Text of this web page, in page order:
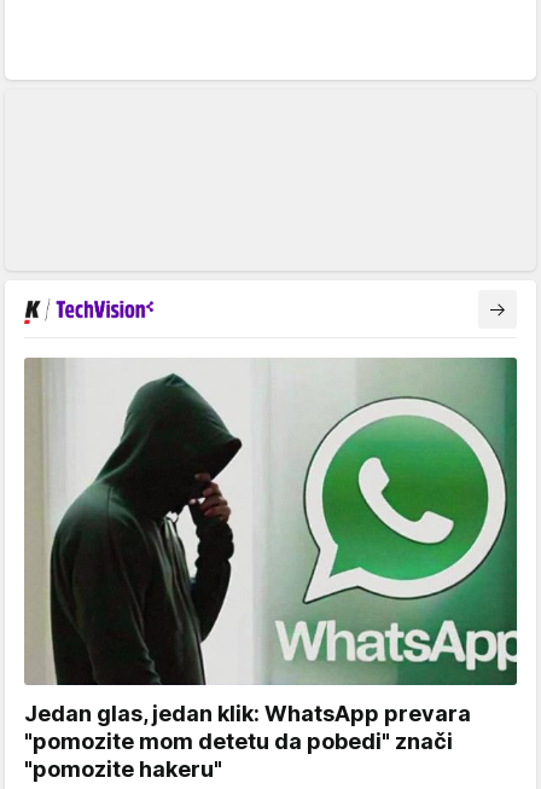
Jedan glas, jedan klik: WhatsApp prevara
"pomozite mom detetu da pobedi" znači
"pomozite hakeru"